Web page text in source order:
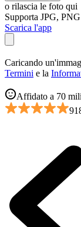
o rilascia le foto qui
Supporta JPG,
Scarica l'app
Caricando
Termini e la
Affidato a 70